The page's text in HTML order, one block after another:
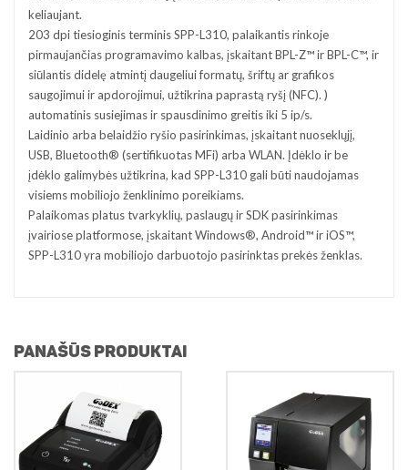
keliaujant.
203 dpi tiesioginis terminis SPP-L310, palaikantis rinkoje
pirmaujančias programavimo kalbas, įskaitant BPL-Z™ ir BPL-C™, ir
siūlantis didelę atmintį daugeliui formatų, šriftų ar grafikos
saugojimui ir apdorojimui, užtikrina paprastą ryšį (NFC). )
automatinis susiejimas ir spausdinimo greitis iki 5 ip/s.
Laidinio arba belaidžio ryšio pasirinkimas, įskaitant nuoseklųjį,
USB, Bluetooth® (sertifikuotas MFi) arba WLAN. Įdėklo ir be
įdėklo galimybės užtikrina, kad SPP-L310 gali būti naudojamas
visiems mobiliojo ženklinimo poreikiams.
Palaikomas platus tvarkyklių, paslaugų ir SDK pasirinkimas
įvairiose platformose, įskaitant Windows®, Android™ ir iOS™,
SPP-L310 yra mobiliojo darbuotojo pasirinktas prekės ženklas.
PANAŠŪS PRODUKTAI